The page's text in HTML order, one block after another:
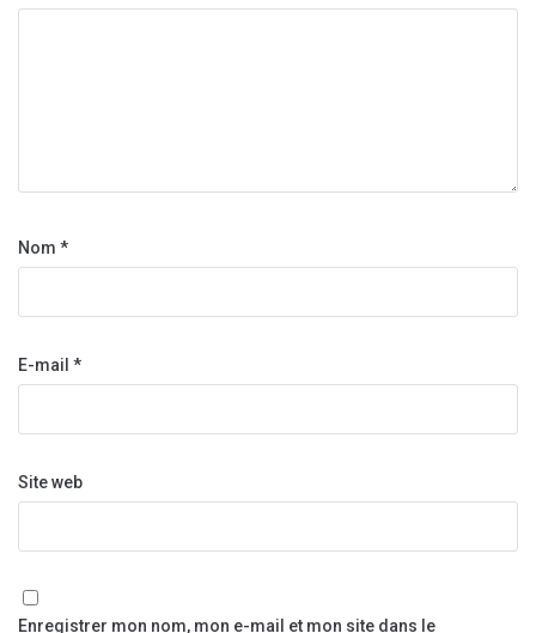
Nom *
E-mail *
Site web
Enregistrer mon nom, mon e-mail et mon site dans le